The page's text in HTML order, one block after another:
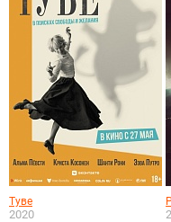
Туве
2020